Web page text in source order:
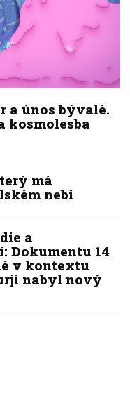
a únos bývalé.
kosmolesba
má
nebi
a
Dokumentu 14
v kontextu
nabyl nový